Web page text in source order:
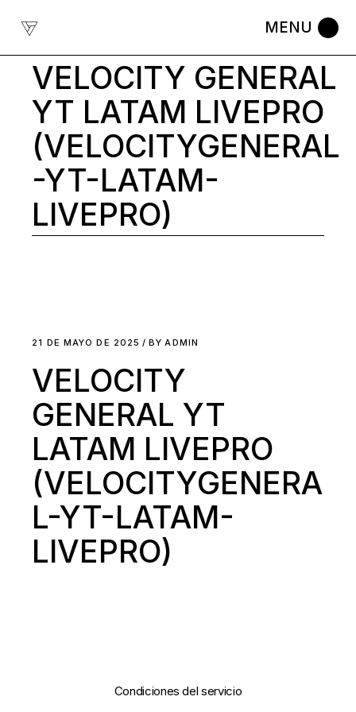
VELOCITY GENERAL
YT LATAM LIVEPRO
(VELOCITYGENERAL
-YT-LATAM-
LIVEPRO)
21 DE MAYO DE 2025 BY ADMIN
VELOCITY
GENERAL YT
LATAM LIVEPRO
(VELOCITYGENERA
L-YT-LATAM-
LIVEPRO)
Condiciones del servicio